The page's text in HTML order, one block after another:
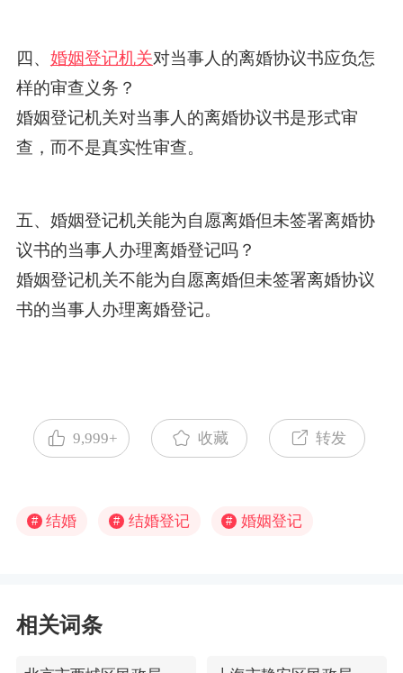
四、 婚姻登记机关对当事人的离婚协议书应负怎
样的审查义务？
婚姻登记机关对当事人的离婚协议书是形式审
查，而不是真实性审查。
五、婚姻登记机关能为自愿离婚但未签署离婚协
议书的当事人办理离婚登记吗？
婚姻登记机关不能为自愿离婚但未签署离婚协议
书的当事人办理离婚登记。
9,999+ 收藏 转发
# 结婚 # 结婚登记 # 婚姻登记
相关词条